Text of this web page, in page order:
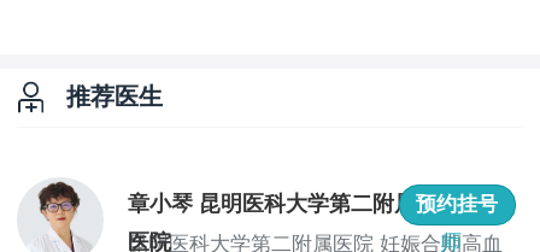
要更长的恢复时间。
更长时间的休息来恢复体力。
需要适当延长休息时间。
取环需要休息多久？取环后的休息时间因个体差异
推荐医生
章小琴 昆明医科大学第二附属
医院
主任医
师
预约挂号
昆明医科大学第二附属医院 妊娠合期高血